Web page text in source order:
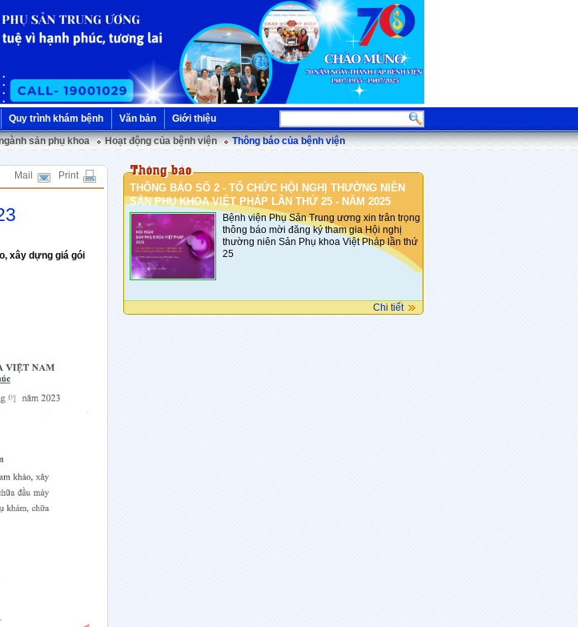
Quy trình khám bệnh Văn bản
Giới thiệu
sản phụ khoa Hoạt động của bệnh viện
Thông báo của bệnh viện
Mail Print
xây dựng giá gói
THÔNG BÁO SỐ 2 - TỔ CHỨC HỘI NGHỊ THƯỜNG NIÊN
SẢN PHỤ KHOA VIỆT PHÁP LẦN THỨ 25 - NĂM 2025
Bệnh viện Phụ Sản Trung ương xin trân trọng
thông báo mời đăng ký tham gia Hội nghị
thường niên Sản Phụ khoa Việt Pháp lần thứ
25
Chi tiết